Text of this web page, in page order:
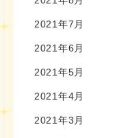
2021年7月
2021年6月
2021年5月
2021年4月
2021年3月